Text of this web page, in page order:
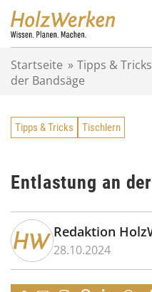
Startseite » Tipps & Tricks
der Bandsäge
Tipps & Tricks Tischlern
Entlastung an
Redaktion
28.10.2024